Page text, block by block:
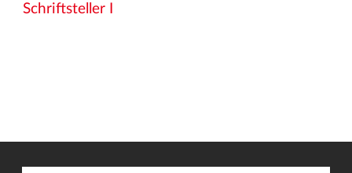
Schriftsteller I